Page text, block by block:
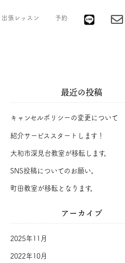
出張レッスン 予約
最近の投稿
キャンセルポリシーの変更について
紹介サービススタートします！
大和市深見台教室が移転します。
SNS投稿についてのお願い。
町田教室が移転となります。
アーカイブ
2025年11月
2022年10月